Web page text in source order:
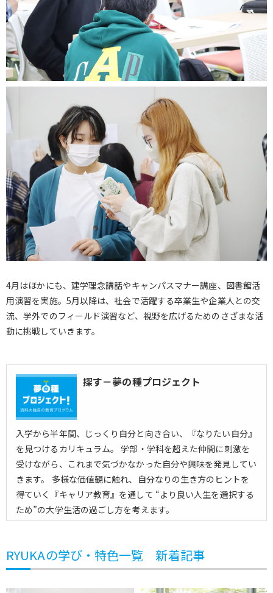
4月はほかにも、建学理念講話やキャンパスマナー講座、図書館活
用演習を実施。5月以降は、社会で活躍する卒業生や企業人との交
流、学外でのフィールド演習など、視野を広げるためのさざまな活
動に挑戦していきます。
探す－夢の種プロジェクト
入学から半年間、じっくり自分と向き合い、『なりたい自分』
を見つけるカリキュラム。 学部・学科を超えた仲間に刺激を
受けながら、これまで気づかなかった自分や興味を発見してい
きます。 多様な価値観に触れ、自分なりの生き方のヒントを
得ていく『キャリア教育』を通して “より良い人生を選択する
ため”の大学生活の過ごし方を考えます。
RYUKAの学び・特色一覧 新着記事